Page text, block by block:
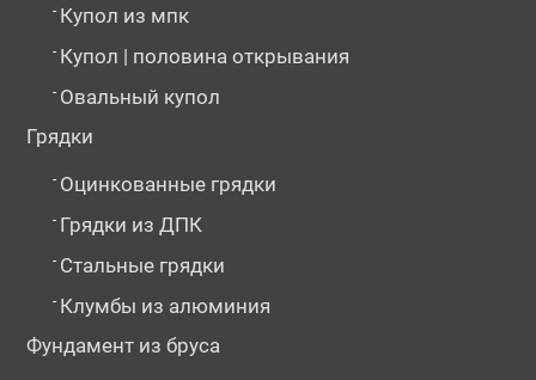
- Купол из мпк
- Купол | половина открывания
- Овальный купол
Грядки
- Оцинкованные грядки
- Грядки из ДПК
- Стальные грядки
- Клумбы из алюминия
Фундамент из бруса